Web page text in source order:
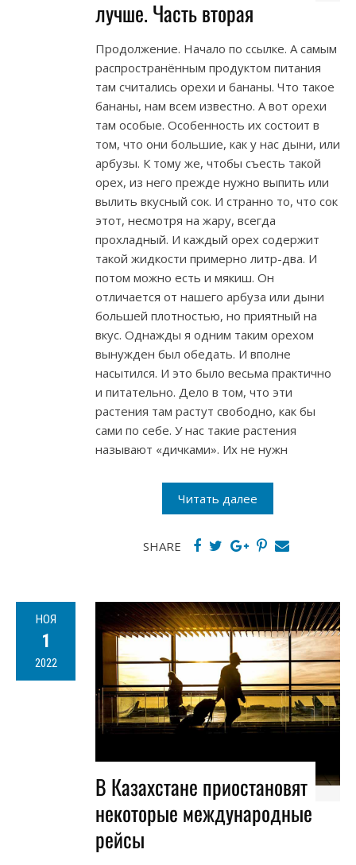
лучше. Часть вторая
Продолжение. Начало по ссылке. А самым
распространённым продуктом питания
там считались орехи и бананы. Что такое
бананы, нам всем известно. А вот орехи
там особые. Особенность их состоит в
том, что они большие, как у нас дыни, или
арбузы. К тому же, чтобы съесть такой
орех, из него прежде нужно выпить или
вылить вкусный сок. И странно то, что сок
этот, несмотря на жару, всегда
прохладный. И каждый орех содержит
такой жидкости примерно литр-два. И
потом можно есть и мякиш. Он
отличается от нашего арбуза или дыни
большей плотностью, но приятный на
вкус. Однажды я одним таким орехом
вынужден был обедать. И вполне
насытился. И это было весьма практично
и питательно. Дело в том, что эти
растения там растут свободно, как бы
сами по себе. У нас такие растения
называют «дичками». Их не нужн
Читать далее
SHARE
НОЯ
1
2022
В Казахстане приостановят
некоторые международные
рейсы